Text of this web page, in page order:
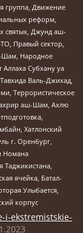
группа, Движение
реформ,
святых, Джунд аш-
Правый сектор,
Шам, Народное
Субхану уа
Валь-Джихад,
Террористическое
аш-Шам, Ахлю
Хатлонский
г. Оренбург,
Номана
Таджикистана,
ячейка, Батал-
Улыбается,
корпус
i-ekstremistskie-